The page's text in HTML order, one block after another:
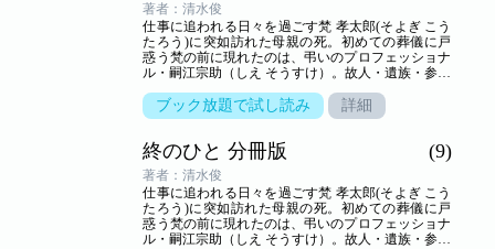
著者：清水俊
仕事に追われる日々を過ごす梵 孝太郎(そよぎ こう
たろう)に突如訪れた母親の死。初めての葬儀に戸
惑う梵の前に現れたのは、弔いのプロフェッショナ
ル・嗣江宗助（しえ そうすけ）。故人・遺族・参列
世界を新鋭が描き出す――命の終わりのヒューマン
ドラマ。
ブック放題で試し読み 詳細
終のひと 分冊版 (9)
著者：清水俊
仕事に追われる日々を過ごす梵 孝太郎(そよぎ こう
たろう)に突如訪れた母親の死。初めての葬儀に戸
惑う梵の前に現れたのは、弔いのプロフェッショナ
ル・嗣江宗助（しえ そうすけ）。故人・遺族・参列